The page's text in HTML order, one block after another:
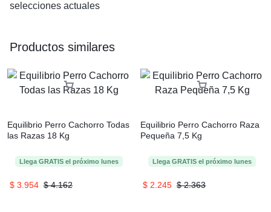
selecciones actuales
Productos similares
Equilibrio Perro Cachorro Todas
las Razas 18 Kg
Llega GRATIS el próximo lunes
$4.162
$ 3.954
Equilibrio Perro Cachorro Raza
Pequeña 7,5 Kg
Llega GRATIS el próximo lunes
$2.363
$ 2.245